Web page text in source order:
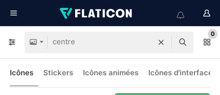
0
Icônes Stickers Icônes animées Icônes d'interface